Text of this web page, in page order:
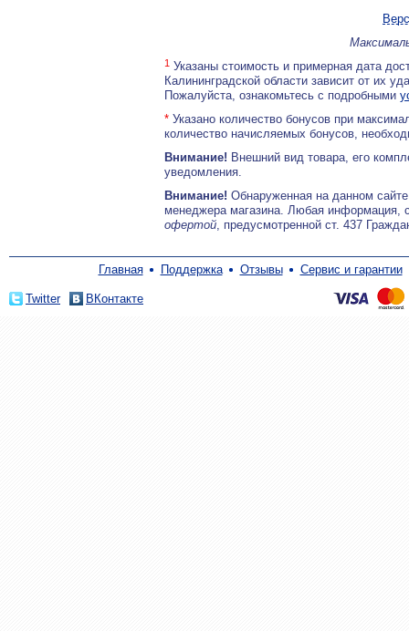
1 Указаны стоимость и примерная дата
Калининградской области зависит от их
Пожалуйста, ознакомьтесь с подробными
* Указано количество бонусов при
количество начисляемых бонусов,
Внимание! Внешний вид товара, его
уведомления.
Внимание! Обнаруженная на данном
менеджера магазина. Любая информация,
офертой, предусмотренной ст. 437
Главная Поддержка Отзывы Сервис и гарантии
Twitter ВКонтакте